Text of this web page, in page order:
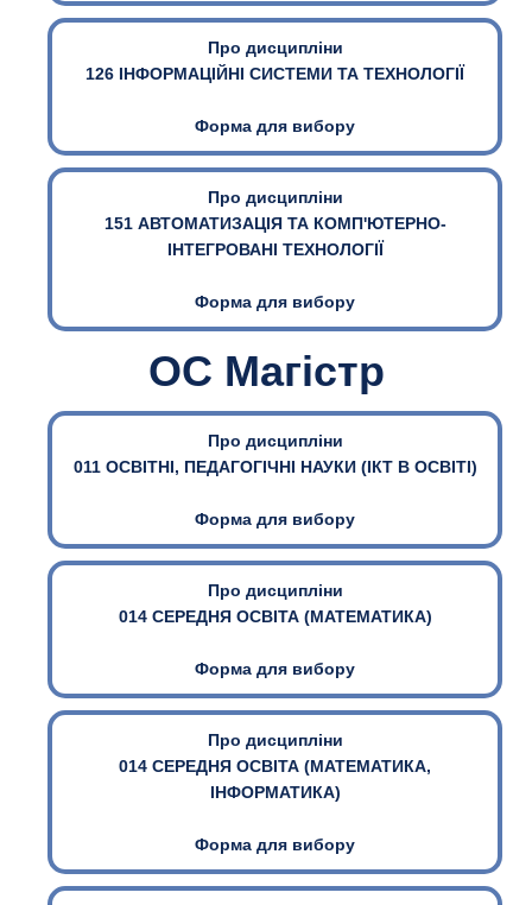
Про дисципліни
126 ІНФОРМАЦІЙНІ СИСТЕМИ ТА ТЕХНОЛОГІЇ
Форма для вибору
Про дисципліни
151 АВТОМАТИЗАЦІЯ ТА КОМП'ЮТЕРНО-
ІНТЕГРОВАНІ ТЕХНОЛОГІЇ
Форма для вибору
ОС Магістр
Про дисципліни
011 ОСВІТНІ, ПЕДАГОГІЧНІ НАУКИ (ІКТ В ОСВІТІ)
Форма для вибору
Про дисципліни
014 СЕРЕДНЯ ОСВІТА (МАТЕМАТИКА)
Форма для вибору
Про дисципліни
014 СЕРЕДНЯ ОСВІТА (МАТЕМАТИКА,
ІНФОРМАТИКА)
Форма для вибору